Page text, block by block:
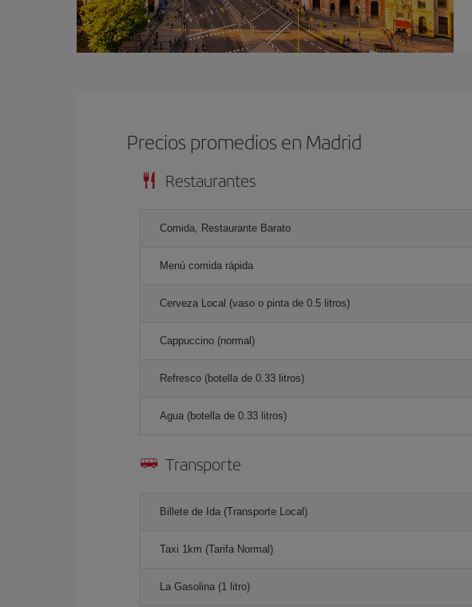
Precios promedios en Madrid
Restaurantes
Comida, Restaurante Barato
Menú comida rápida
Cerveza Local (vaso o pinta de 0.5 litros)
Cappuccino (normal)
Refresco (botella de 0.33 litros)
Agua (botella de 0.33 litros)
Transporte
Billete de Ida (Transporte Local)
Taxi 1km (Tarifa Normal)
La Gasolina (1 litro)